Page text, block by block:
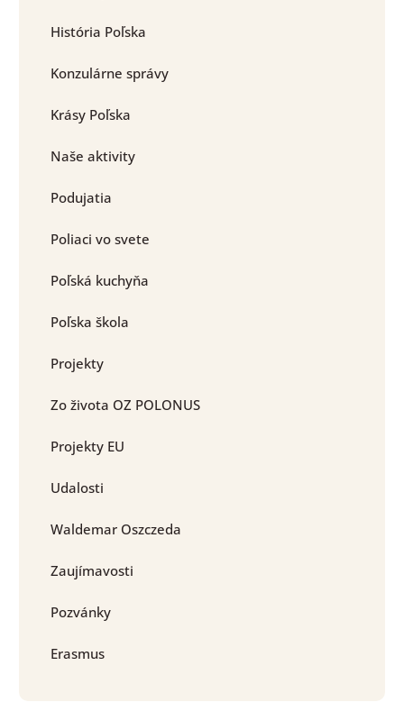
História Poľska
Konzulárne správy
Krásy Poľska
Naše aktivity
Podujatia
Poliaci vo svete
Poľská kuchyňa
Poľska škola
Projekty
Zo života OZ POLONUS
Projekty EU
Udalosti
Waldemar Oszczeda
Zaujímavosti
Pozvánky
Erasmus